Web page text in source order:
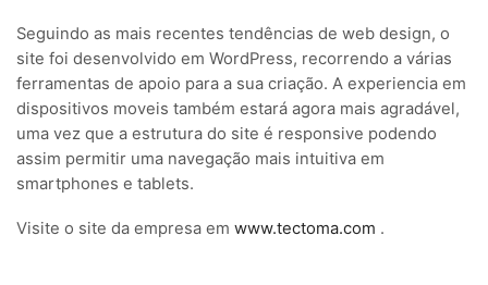
Seguindo as mais recentes tendências de web design, o
site foi desenvolvido em WordPress, recorrendo a várias
ferramentas de apoio para a sua criação. A experiencia em
dispositivos moveis também estará agora mais agradável,
uma vez que a estrutura do site é responsive podendo
assim permitir uma navegação mais intuitiva em
smartphones e tablets.
Visite o site da empresa em www.tectoma.com .